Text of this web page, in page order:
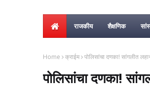
राजकीय शैक्षणिक
Home क्राईम पोलिसांचा दणका! सांगलीत
पोलिसांचा दणका!